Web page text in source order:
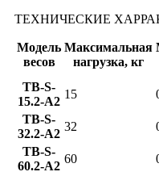
ТЕХНИЧЕСКИЕ
Модель
весов
Максимальная
нагрузка, кг
TB-S-
15.2-A2
15
TB-S-
32.2-A2
32
TB-S-
60.2-A2
60